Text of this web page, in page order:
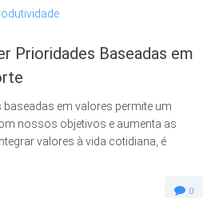
Prioridades Baseadas em
baseadas em valores permite um
nossos objetivos e aumenta as
valores à vida cotidiana, é
0